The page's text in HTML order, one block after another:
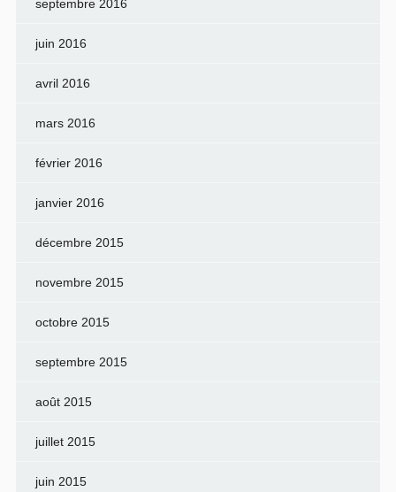
septembre 2016
juin 2016
avril 2016
mars 2016
février 2016
janvier 2016
décembre 2015
novembre 2015
octobre 2015
septembre 2015
août 2015
juillet 2015
juin 2015